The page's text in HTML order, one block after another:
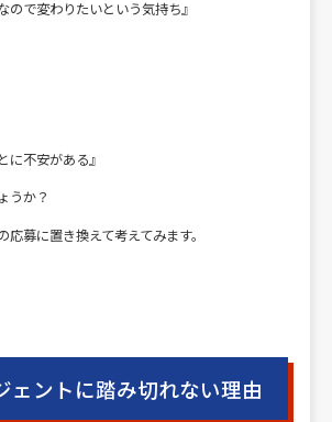
ので変わりたいという気持ち』
に不安がある』
うか？
応募に置き換えて考えてみます。
ェントに踏み切れない理由